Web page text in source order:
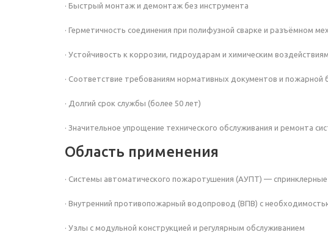
· Быстрый монтаж и демонтаж без инструмента
· Герметичность соединения при полифузной сварке и разъёмном
· Устойчивость к коррозии, гидроударам и химическим воздействиям
· Соответствие требованиям нормативных документов и пожарной
· Долгий срок службы (более 50 лет)
· Значительное упрощение технического обслуживания и ремонта
Область применения
· Системы автоматического пожаротушения (АУПТ) —
· Внутренний противопожарный водопровод (ВПВ) с
· Узлы с модульной конструкцией и регулярным обслуживанием